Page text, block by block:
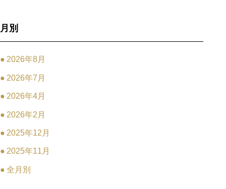
月別
2026年8月
2026年7月
2026年4月
2026年2月
2025年12月
2025年11月
全月別